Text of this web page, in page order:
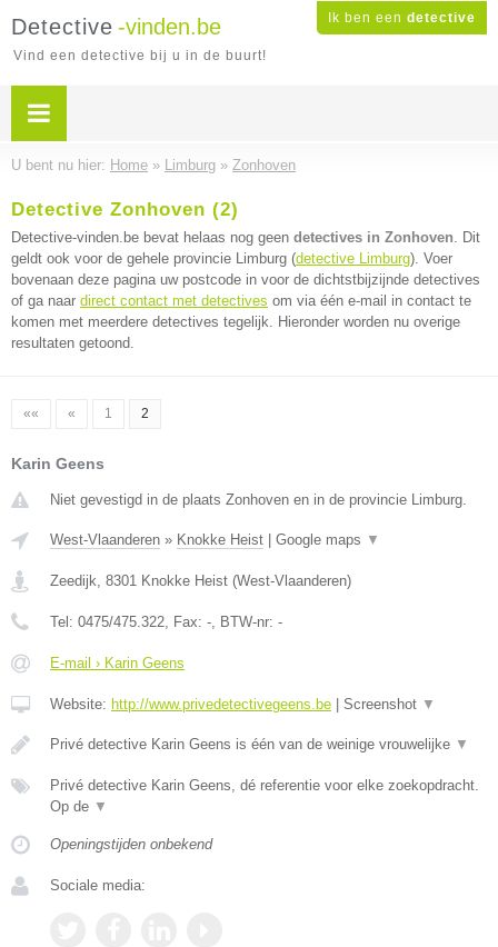
Ik ben een detective
Detective -vinden.be
Vind een detective bij u in de buurt!
U bent nu hier: Home » Limburg » Zonhoven
Detective Zonhoven (2)
Detective-vinden.be bevat helaas nog geen detectives in Zonhoven. Dit
geldt ook voor de gehele provincie Limburg (detective Limburg). Voer
bovenaan deze pagina uw postcode in voor de dichtstbijzijnde detectives
of ga naar direct contact met detectives om via één e-mail in contact te
komen met meerdere detectives tegelijk. Hieronder worden nu overige
resultaten getoond.
«« « 1 2
Karin Geens
Niet gevestigd in de plaats Zonhoven en in de provincie Limburg.
West-Vlaanderen » Knokke Heist Google maps ▼
Zeedijk, 8301 Knokke Heist (West-Vlaanderen)
Tel: 0475/475.322, Fax: -, BTW-nr: -
E-mail › Karin Geens
Website: http://www.privedetectivegeens.be Screenshot ▼
Privé detective Karin Geens is één van de weinige vrouwelijke ▼
Privé detective Karin Geens, dé referentie voor elke zoekopdracht.
Op de ▼
Openingstijden onbekend
Sociale media: